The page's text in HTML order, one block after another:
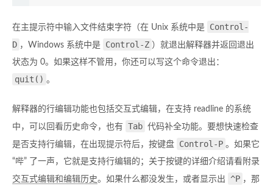
在主提示符中输入文件结束字符（在 Unix 系统中是
Control-
D ，Windows 系统中是 Control-Z ）就退出解释器并返回退出
状态为 0。如果这样不管用，你还可以写这个命令退出：
quit() 。
解释器的行编辑功能也包括交互式编辑，在支持 readline 的系统
中，可以回看历史命令，也有 Tab 代码补全功能。要想快速检查
是否支持行编辑，在出现提示符后，按键盘 Control-P 。如果它
“哔” 了一声，它就是支持行编辑的；关于按键的详细介绍请看附录
交互式编辑和编辑历史。如果什么都没发生，或者显示出 ^P ，那